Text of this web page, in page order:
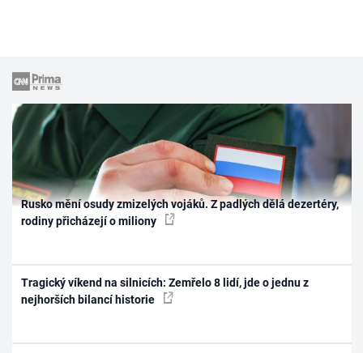
Rusko mění osudy zmizelých vojáků. Z padlých dělá dezertéry,
rodiny přicházejí o miliony
Tragický víkend na silnicích: Zemřelo 8 lidí, jde o jednu z
nejhorších bilancí historie